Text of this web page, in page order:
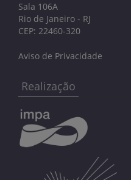
Sala 106A
Rio de Janeiro - RJ
CEP: 22460-320
Aviso de Privacidade
Realização